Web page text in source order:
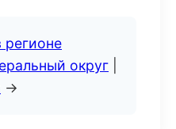
регионе
округ
→